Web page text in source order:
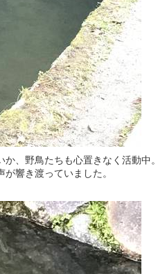
、野鳥たちも心置きなく活動中。
響き渡っていました。